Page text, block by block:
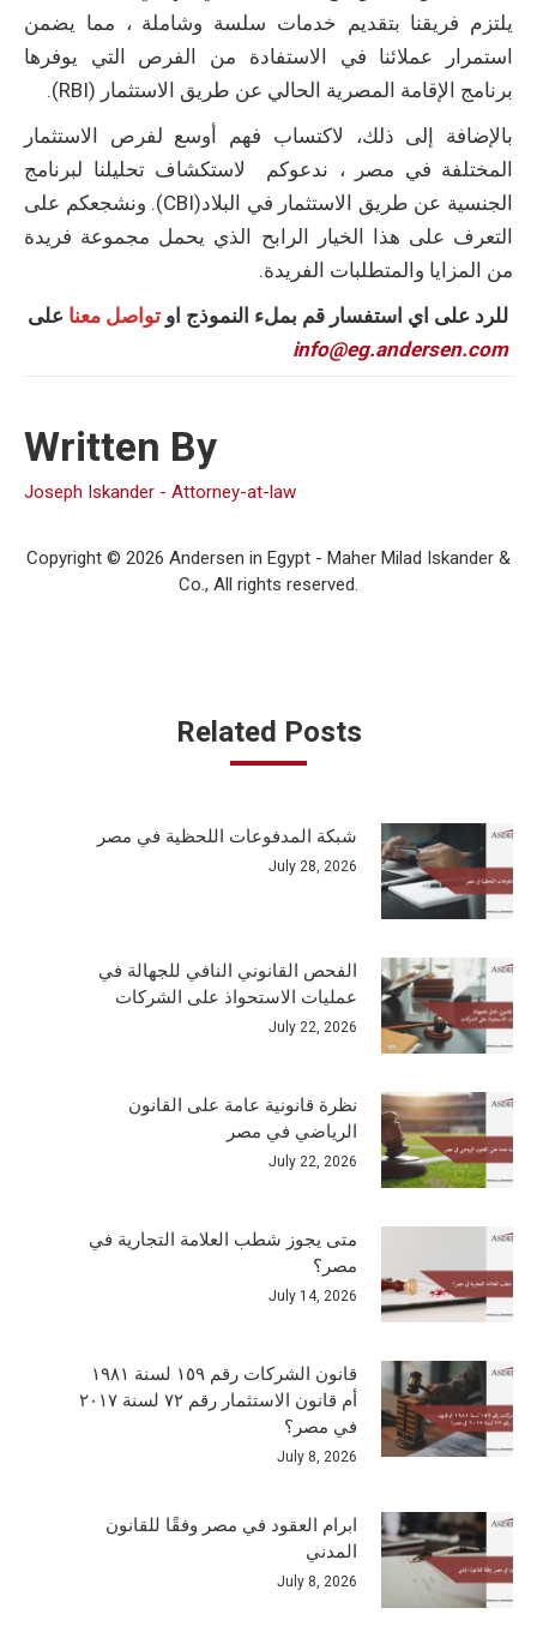
يلتزم فريقنا بتقديم خدمات سلسة وشاملة ، مما يضمن
استمرار عملائنا في الاستفادة من الفرص التي يوفرها
برنامج الإقامة المصرية الحالي عن طريق الاستثمار (RBI).
بالإضافة إلى ذلك، لاكتساب فهم أوسع لفرص الاستثمار
المختلفة في مصر ، ندعوكم لاستكشاف تحليلنا لبرنامج
الجنسية عن طريق الاستثمار في البلاد(CBI). ونشجعكم على
التعرف على هذا الخيار الرابح الذي يحمل مجموعة فريدة
من المزايا والمتطلبات الفريدة.
للرد على اي استفسار قم بملء النموذج او تواصل معنا على
info@eg.andersen.com
Written By
Joseph Iskander - Attorney-at-law
Copyright © 2026 Andersen in Egypt - Maher Milad Iskander &
Co., All rights reserved.
Related Posts
شبكة المدفوعات اللحظية في مصر
July 28, 2026
الفحص القانوني النافي للجهالة في
عمليات الاستحواذ على الشركات
July 22, 2026
نظرة قانونية عامة على القانون
الرياضي في مصر
July 22, 2026
متى يجوز شطب العلامة التجارية في
مصر؟
July 14, 2026
قانون الشركات رقم ١٥٩ لسنة ١٩٨١
أم قانون الاستثمار رقم ٧٢ لسنة ٢٠١٧
في مصر؟
July 8, 2026
ابرام العقود في مصر وفقًا للقانون
المدني
July 8, 2026